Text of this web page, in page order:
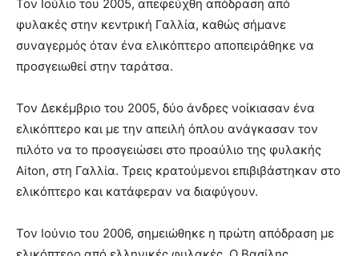
Τον Ιούλιο του 2005, απεφεύχθη απόδραση από
φυλακές στην κεντρική Γαλλία, καθώς σήμανε
συναγερμός όταν ένα ελικόπτερο αποπειράθηκε να
προσγειωθεί στην ταράτσα.
Τον Δεκέμβριο του 2005, δύο άνδρες νοίκιασαν ένα
ελικόπτερο και με την απειλή όπλου ανάγκασαν τον
πιλότο να το προσγειώσει στο προαύλιο της φυλακής
Aiton, στη Γαλλία. Τρεις κρατούμενοι επιβιβάστηκαν στο
ελικόπτερο και κατάφεραν να διαφύγουν.
Τον Ιούνιο του 2006, σημειώθηκε η πρώτη απόδραση με